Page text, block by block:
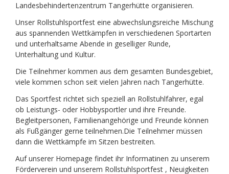
Landesbehindertenzentrum Tangerhütte organisieren.
Unser Rollstuhlsportfest eine abwechslungsreiche Mischung
aus spannenden Wettkämpfen in verschiedenen Sportarten
und unterhaltsame Abende in geselliger Runde,
Unterhaltung und Kultur.
Die Teilnehmer kommen aus dem gesamten Bundesgebiet,
viele kommen schon seit vielen Jahren nach Tangerhütte.
Das Sportfest richtet sich speziell an Rollstuhlfahrer, egal
ob Leistungs- oder Hobbysportler und ihre Freunde.
Begleitpersonen, Familienangehörige und Freunde können
als Fußgänger gerne teilnehmen.Die Teilnehmer müssen
dann die Wettkämpfe im Sitzen bestreiten.
Auf unserer Homepage findet ihr Informatinen zu unserem
Förderverein und unserem Rollstuhlsportfest , Neuigkeiten